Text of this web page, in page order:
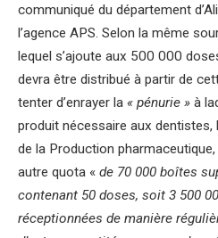
communiqué du département
l’agence APS. Selon la même
lequel s’ajoute aux 500 000
devra être distribué à partir de
tenter d’enrayer la « pénurie » à
produit nécessaire aux dentistes,
de la Production pharmaceutique,
autre quota « de 70 000 boîtes
contenant 50 doses, soit 3 500
réceptionnées de manière